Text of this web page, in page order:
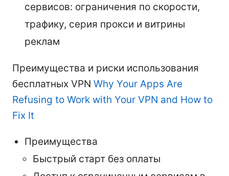
сервисов: ограничения по скорости,
трафику, серия прокси и витрины
реклам
Преимущества и риски использования
бесплатных VPN Why Your Apps Are
Refusing to Work with Your VPN and How to
Fix It
Преимущества
Быстрый старт без оплаты